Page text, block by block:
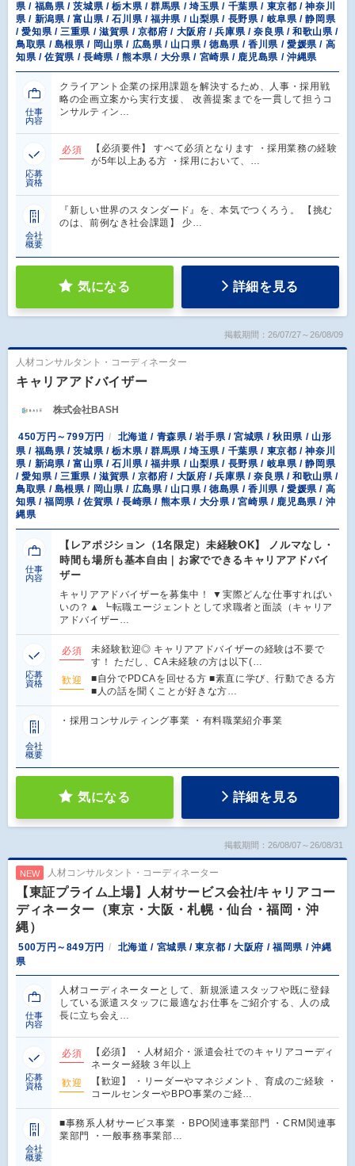
県 / 福島県 / 茨城県 / 栃木県 / 群馬県 / 埼玉県 / 千葉県 / 東京都 / 神奈川
県 / 新潟県 / 富山県 / 石川県 / 福井県 / 山梨県 / 長野県 / 岐阜県 / 静岡県
/ 愛知県 / 三重県 / 滋賀県 / 京都府 / 大阪府 / 兵庫県 / 奈良県 / 和歌山県 /
鳥取県 / 島根県 / 岡山県 / 広島県 / 山口県 / 徳島県 / 香川県 / 愛媛県 / 高
知県 / 佐賀県 / 長崎県 / 熊本県 / 大分県 / 宮崎県 / 鹿児島県 / 沖縄県
仕事
内容
クライアント企業の採用課題を解決するため、人事・採用戦
略の企画立案から実行支援、 改善提案までを一貫して担うコ
ンサルティン…
応募
資格
必須
【必須要件】 すべて必須となります ・採用業務の経験
が5年以上ある方 ・採用において、…
会社
概要
『新しい世界のスタンダード』を、本気でつくろう。 【挑む
のは、前例なき社会課題】 少…
気になる 詳細を見る
掲載期間：26/07/27～26/08/09
人材コンサルタント・コーディネーター
キャリアアドバイザー
株式会社BASH
450万円～799万円
北海道 / 青森県 / 岩手県 / 宮城県 / 秋田県 / 山形
県 / 福島県 / 茨城県 / 栃木県 / 群馬県 / 埼玉県 / 千葉県 / 東京都 / 神奈川
県 / 新潟県 / 富山県 / 石川県 / 福井県 / 山梨県 / 長野県 / 岐阜県 / 静岡県
/ 愛知県 / 三重県 / 滋賀県 / 京都府 / 大阪府 / 兵庫県 / 奈良県 / 和歌山県 /
鳥取県 / 島根県 / 岡山県 / 広島県 / 山口県 / 徳島県 / 香川県 / 愛媛県 / 高
知県 / 福岡県 / 佐賀県 / 長崎県 / 熊本県 / 大分県 / 宮崎県 / 鹿児島県 / 沖
縄県
仕事
内容
【レアポジション（1名限定）未経験OK】 ノルマなし・
時間も場所も基本自由｜お家でできるキャリアアドバイ
ザー
キャリアアドバイザーを募集中！ ▼実際どんな仕事すればい
いの？▲ ┗転職エージェントとして求職者と面談（キャリア
アドバイザー…
応募
資格
必須
未経験歓迎◎ キャリアアドバイザーの経験は不要で
す！ ただし、CA未経験の方は以下(…
歓迎
■自分でPDCAを回せる方 ■素直に学び、行動できる方
■人の話を聞くことが好きな方…
会社
概要
・採用コンサルティング事業 ・有料職業紹介事業
気になる 詳細を見る
掲載期間：26/08/07～26/08/31
NEW 人材コンサルタント・コーディネーター
【東証プライム上場】人材サービス会社/キャリアコー
ディネーター（東京・大阪・札幌・仙台・福岡・沖
縄）
500万円～849万円
北海道 / 宮城県 / 東京都 / 大阪府 / 福岡県 / 沖縄
県
仕事
内容
人材コーディネーターとして、新規派遣スタッフや既に登録
している派遣スタッフに最適なお仕事をご紹介する、人の成
長に立ち会え…
応募
資格
必須
【必須】 ・人材紹介・派遣会社でのキャリアコーディ
ネーター経験３年以上
歓迎
【歓迎】 ・リーダーやマネジメント、育成のご経験 ・
コールセンターやBPO事業のご経…
会社
概要
■事務系人材サービス事業 ・BPO関連事業部門 ・CRM関連事
業部門 ・一般事務事業部…